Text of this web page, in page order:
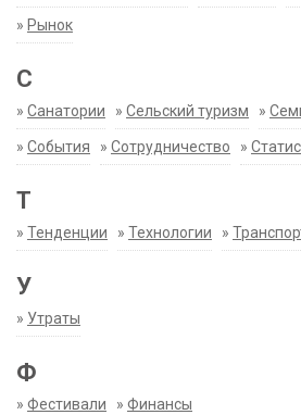
» Рынок
С
» Санатории » Сельский туризм »
» События » Сотрудничество »
Т
» Тенденции » Технологии »
У
» Утраты
Ф
» Фестивали » Финансы